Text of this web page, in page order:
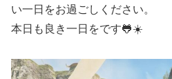
い一日をお過ごしください。
本日も良き一日をです🐸☀️